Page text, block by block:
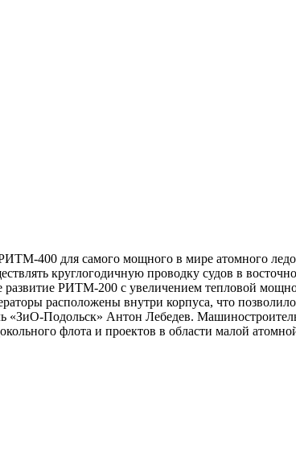
400 для самого мощного в мире атомного
круглогодичную проводку судов в
РИТМ-200 с увеличением тепловой
расположены внутри корпуса, что
«ЗиО-Подольск» Антон Лебедев.
флота и проектов в области малой